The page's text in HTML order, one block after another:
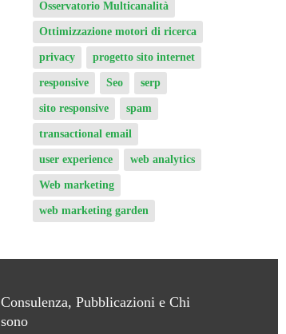
Ottimizzazione motori di ricerca
privacy progetto sito internet
responsive Seo serp
sito responsive spam
transactional email
user experience web analytics
Web marketing
web marketing garden
sono